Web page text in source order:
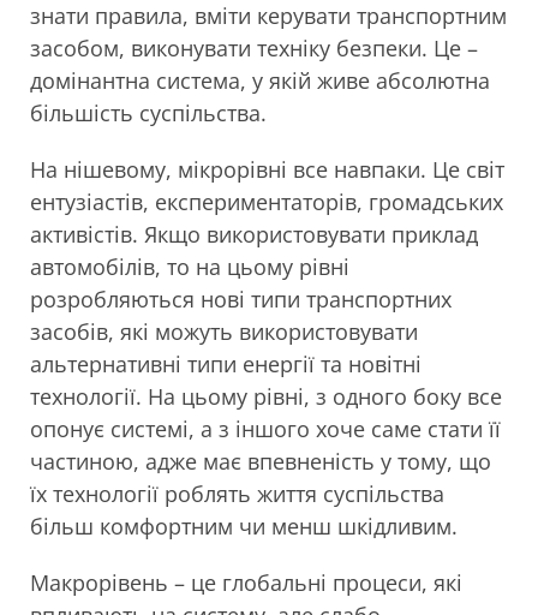
знати правила, вміти керувати транспортним
засобом, виконувати техніку безпеки. Це –
домінантна система, у якій живе абсолютна
більшість суспільства.
На нішевому, мікрорівні все навпаки. Це світ
ентузіастів, експериментаторів, громадських
активістів. Якщо використовувати приклад
автомобілів, то на цьому рівні
розробляються нові типи транспортних
засобів, які можуть використовувати
альтернативні типи енергії та новітні
технології. На цьому рівні, з одного боку все
опонує системі, а з іншого хоче саме стати її
частиною, адже має впевненість у тому, що
їх технології роблять життя суспільства
більш комфортним чи менш шкідливим.
Макрорівень – це глобальні процеси, які